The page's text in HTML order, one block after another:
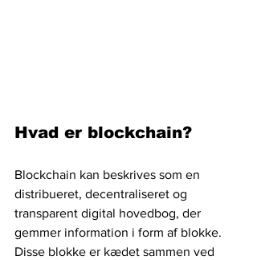
Hvad er blockchain?
Blockchain kan beskrives som en
distribueret, decentraliseret og
transparent digital hovedbog, der
gemmer information i form af blokke.
Disse blokke er kædet sammen ved